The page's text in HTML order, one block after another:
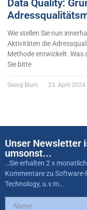
Data Quality:
Wie stellen Sie nun
Aktivitäten die
Methode entwickelt. Was
Sie bitte
Georg Blum 23. April 2024
Unser Newsletter
umsonst...
…Sie erhalten 2 x
Kommentare zu
Technology, u.v.m…